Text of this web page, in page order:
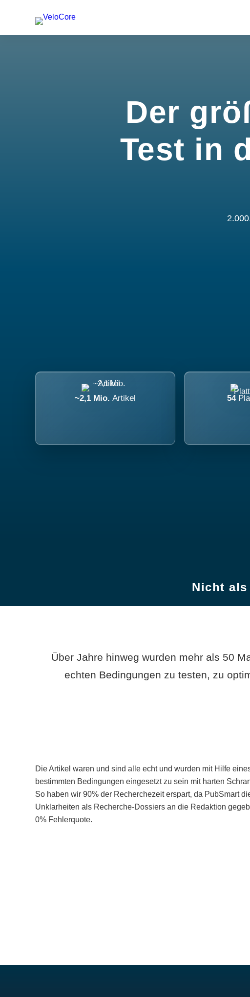
Der
Test in
~2,1 Mio. Artikel 54
Nicht als
Über Jahre hinweg wurden mehr als 50
echten Bedingungen zu testen, zu
Die Artikel waren und sind alle echt und wurden mit Hilfe
bestimmten Bedingungen eingesetzt zu sein mit harten
So haben wir 90% der Recherchezeit erspart, da PubSmart
Unklarheiten als Recherche-Dossiers an die Redaktion
0% Fehlerquote.